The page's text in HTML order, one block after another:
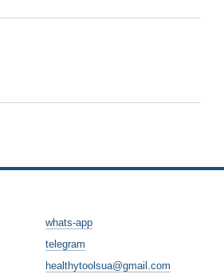
whats-app
telegram
healthytoolsua@gmail.com